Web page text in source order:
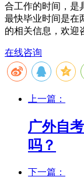
合工作的时间，是
最快毕业时间是在
的相关信息，欢迎
在线咨询
上一篇：
广外自
吗？
下一篇：